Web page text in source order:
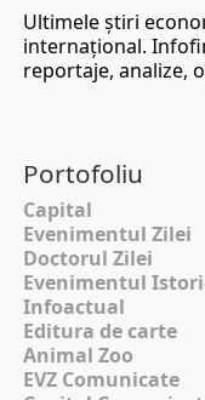
Ultimele ştiri
internaţional.
reportaje, analize,
Portofoliu
Capital
Evenimentul Zilei
Doctorul Zilei
Evenimentul
Infoactual
Editura de carte
Animal Zoo
EVZ Comunicate